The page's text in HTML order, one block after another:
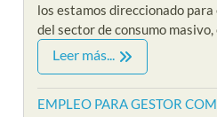
los estamos direccionado
del sector de consumo
Leer más...
EMPLEO PARA GESTOR